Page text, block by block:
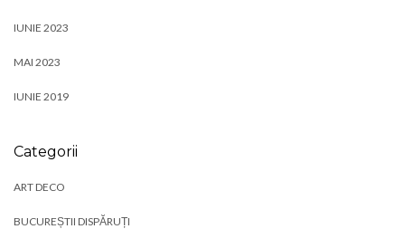
IUNIE 2023
MAI 2023
IUNIE 2019
Categorii
ART DECO
BUCUREȘTII DISPĂRUȚI